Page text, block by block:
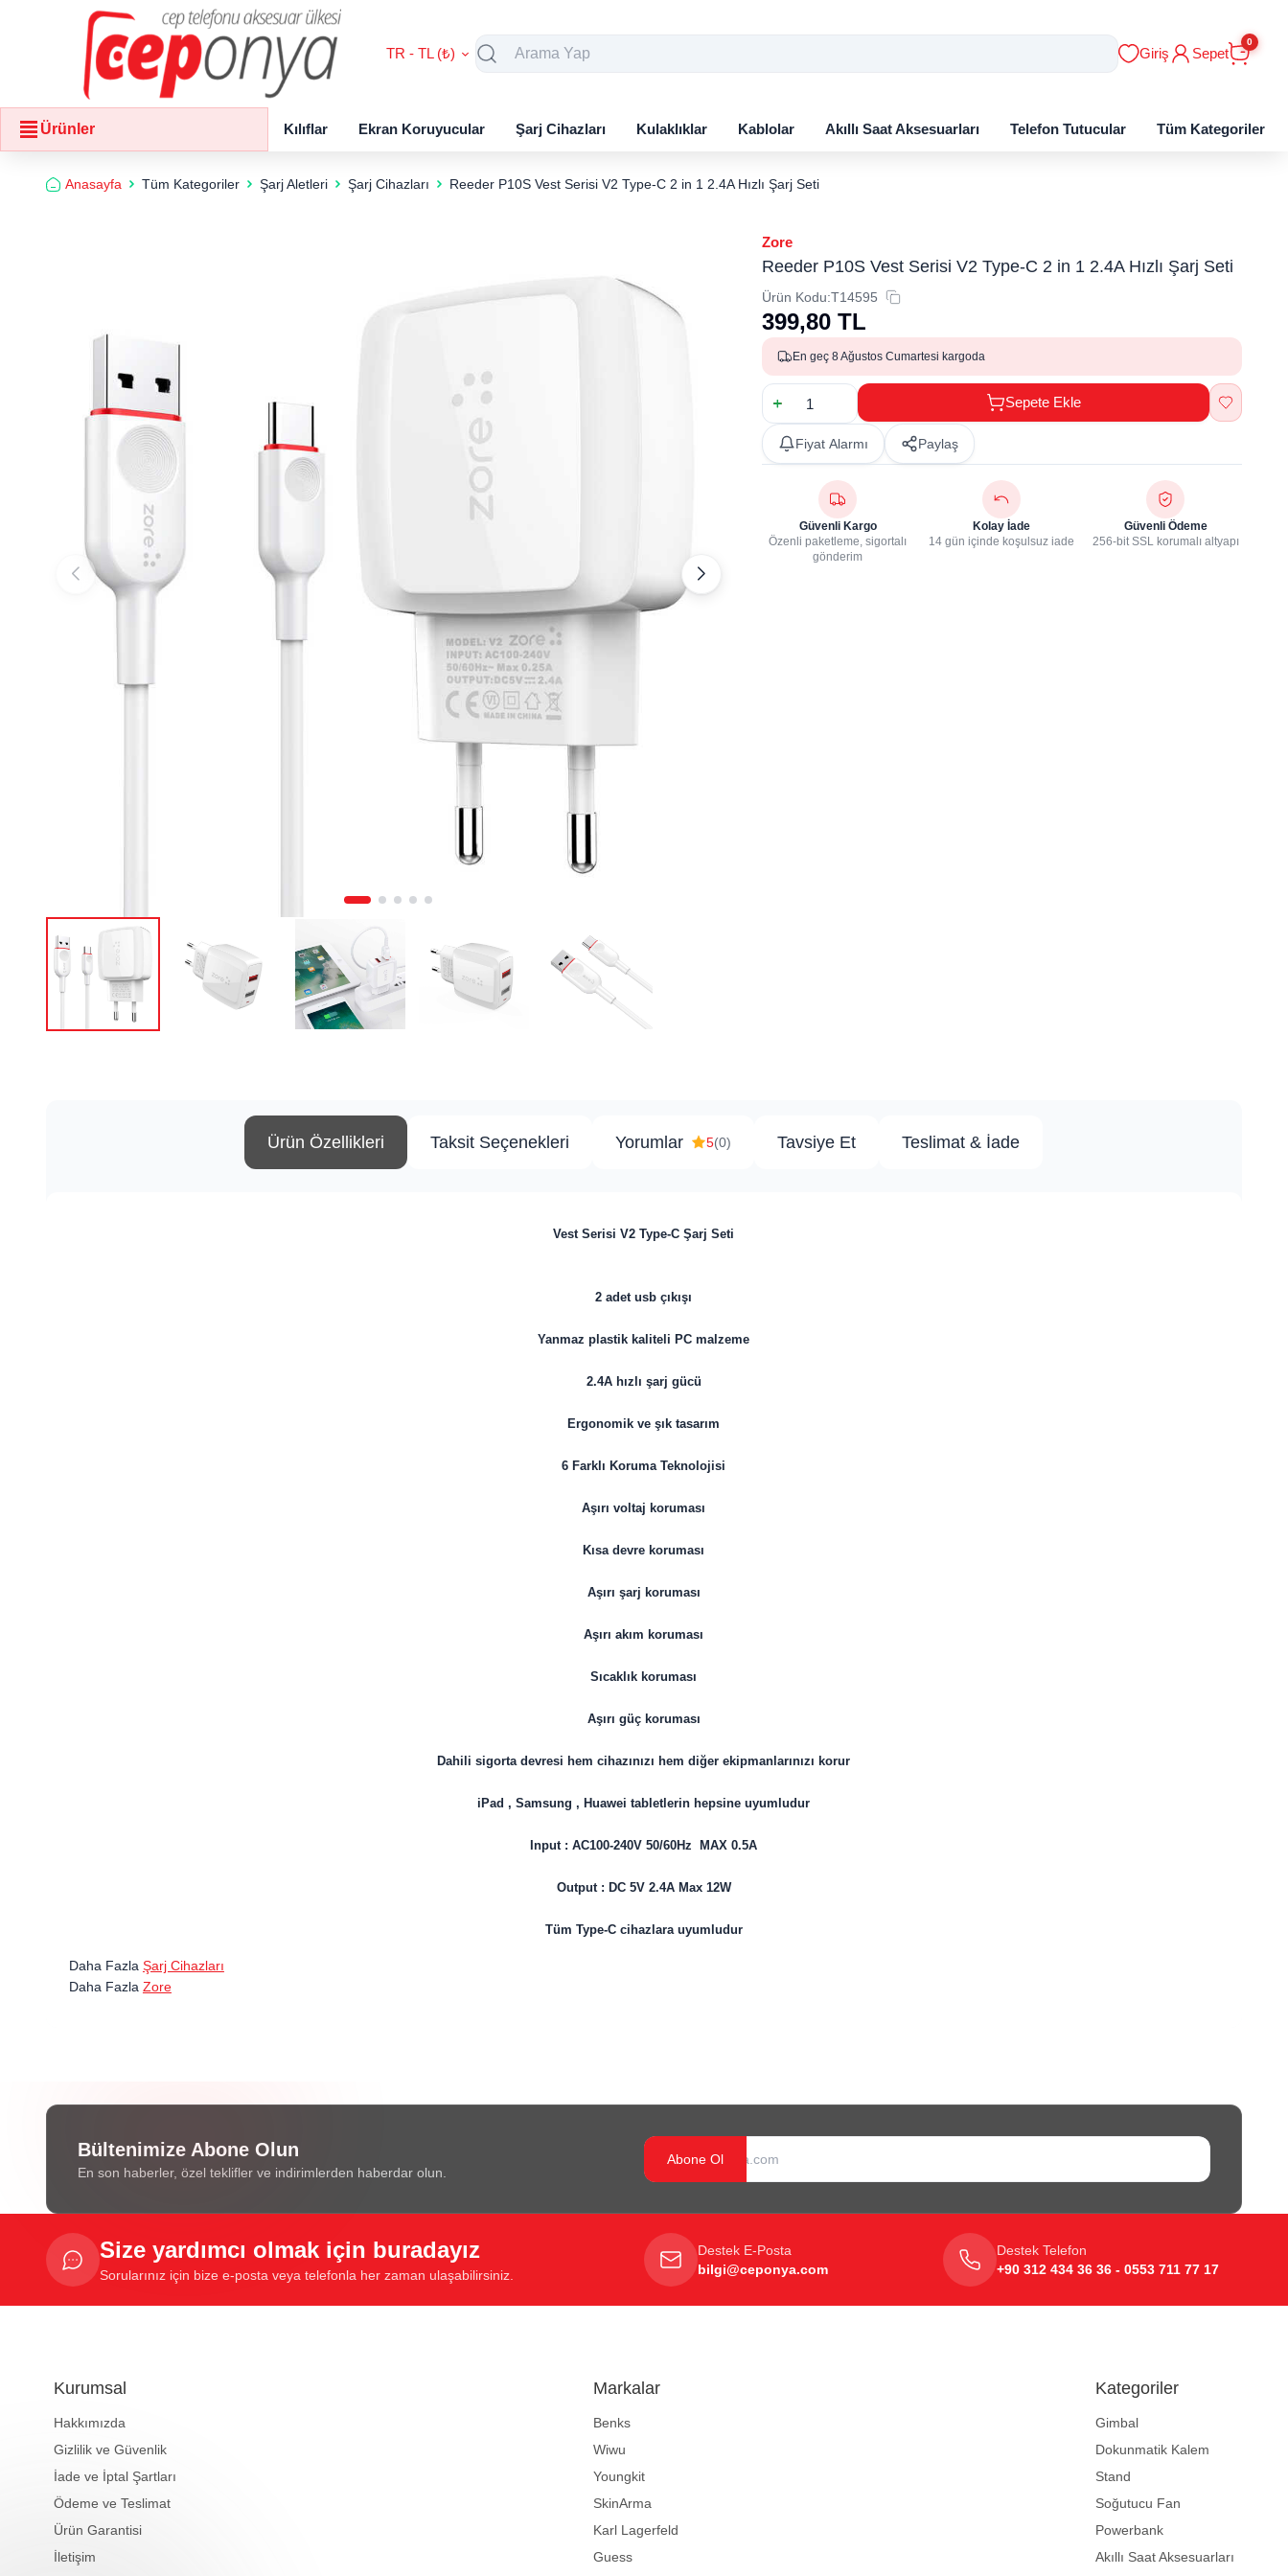
TR - TL (₺) Giriş Sepet
0
Ürünler Kılıflar Ekran Koruyucular Şarj Cihazları Kulaklıklar Kablolar Akıllı Saat Aksesuarları Telefon Tutucular Tüm Kategoriler
Anasayfa Tüm Kategoriler Şarj Aletleri Şarj Cihazları Reeder P10S Vest Serisi V2 Type-C 2 in 1 2.4A Hızlı Şarj Seti
Zore
Reeder P10S Vest Serisi V2 Type-C 2 in 1 2.4A Hızlı Şarj Seti
Ürün Kodu:T14595
399,80 TL
En geç 8 Ağustos Cumartesi kargoda
Sepete Ekle
Fiyat Alarmı Paylaş
Güvenli Kargo
Özenli paketleme, sigortalı
gönderim
Kolay İade
14 gün içinde koşulsuz iade
Güvenli Ödeme
256-bit SSL korumalı altyapı
Ürün Özellikleri Taksit Seçenekleri Yorumlar 5(0) Tavsiye Et Teslimat & İade
Vest Serisi V2 Type-C Şarj Seti
2 adet usb çıkışı
Yanmaz plastik kaliteli PC malzeme
2.4A hızlı şarj gücü
Ergonomik ve şık tasarım
6 Farklı Koruma Teknolojisi
Aşırı voltaj koruması
Kısa devre koruması
Aşırı şarj koruması
Aşırı akım koruması
Sıcaklık koruması
Aşırı güç koruması
Dahili sigorta devresi hem cihazınızı hem diğer ekipmanlarınızı korur
iPad , Samsung , Huawei tabletlerin hepsine uyumludur
Input : AC100-240V 50/60Hz MAX 0.5A
Output : DC 5V 2.4A Max 12W
Tüm Type-C cihazlara uyumludur
Daha Fazla Şarj Cihazları
Daha Fazla Zore
Bültenimize Abone Olun
En son haberler, özel teklifler ve indirimlerden haberdar olun.
Abone Ol
Size yardımcı olmak için buradayız
Sorularınız için bize e-posta veya telefonla her zaman ulaşabilirsiniz.
Destek E-Posta
bilgi@ceponya.com
Destek Telefon
+90 312 434 36 36 - 0553 711 77 17
Kurumsal
Hakkımızda
Gizlilik ve Güvenlik
İade ve İptal Şartları
Ödeme ve Teslimat
Ürün Garantisi
İletişim
Markalar
Benks
Wiwu
Youngkit
SkinArma
Karl Lagerfeld
Guess
Kategoriler
Gimbal
Dokunmatik Kalem
Stand
Soğutucu Fan
Powerbank
Akıllı Saat Aksesuarları